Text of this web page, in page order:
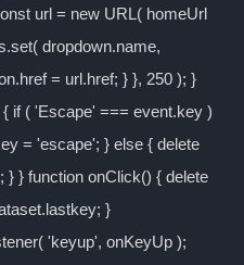
url = new URL( homeUrl
dropdown.name,
= url.href; } }, 250 ); }
if ( 'Escape' === event.key )
= 'escape'; } else { delete
} } function onClick() { delete
}
'keyup', onKeyUp );